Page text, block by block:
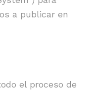
a publicar en
el proceso de